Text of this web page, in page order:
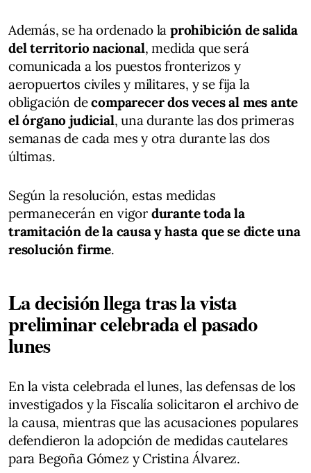
Además, se ha ordenado laprohibición de salida
del territorio nacional, medida que será
comunicada a los puestos fronterizos y
aeropuertos civiles y militares, y se fija la
obligación decomparecer dos veces al mes ante
el órgano judicial, una durante las dos primeras
semanas de cada mes y otra durante las dos
últimas.
Según la resolución, estas medidas
permanecerán en vigor durante toda la
tramitación de la causa y hasta que se dicte una
resolución firme.
La decisión llega tras la vista
preliminar celebrada el pasado
lunes
En la vista celebrada el lunes, las defensas de los
investigados y la Fiscalía solicitaron el archivo de
la causa, mientras que las acusaciones populares
defendieron la adopción de medidas cautelares
para Begoña Gómez y Cristina Álvarez.